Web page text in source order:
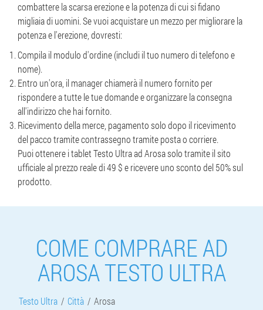
combattere la scarsa erezione e la potenza di cui si fidano
migliaia di uomini. Se vuoi acquistare un mezzo per migliorare la
potenza e l'erezione, dovresti:
Compila il modulo d'ordine (includi il tuo numero di telefono e
nome).
Entro un'ora, il manager chiamerà il numero fornito per
rispondere a tutte le tue domande e organizzare la consegna
all'indirizzo che hai fornito.
Ricevimento della merce, pagamento solo dopo il ricevimento
del pacco tramite contrassegno tramite posta o corriere.
Puoi ottenere i tablet Testo Ultra ad Arosa solo tramite il sito
ufficiale al prezzo reale di 49 $ e ricevere uno sconto del 50% sul
prodotto.
COME COMPRARE AD
AROSA TESTO ULTRA
Testo Ultra Città Arosa